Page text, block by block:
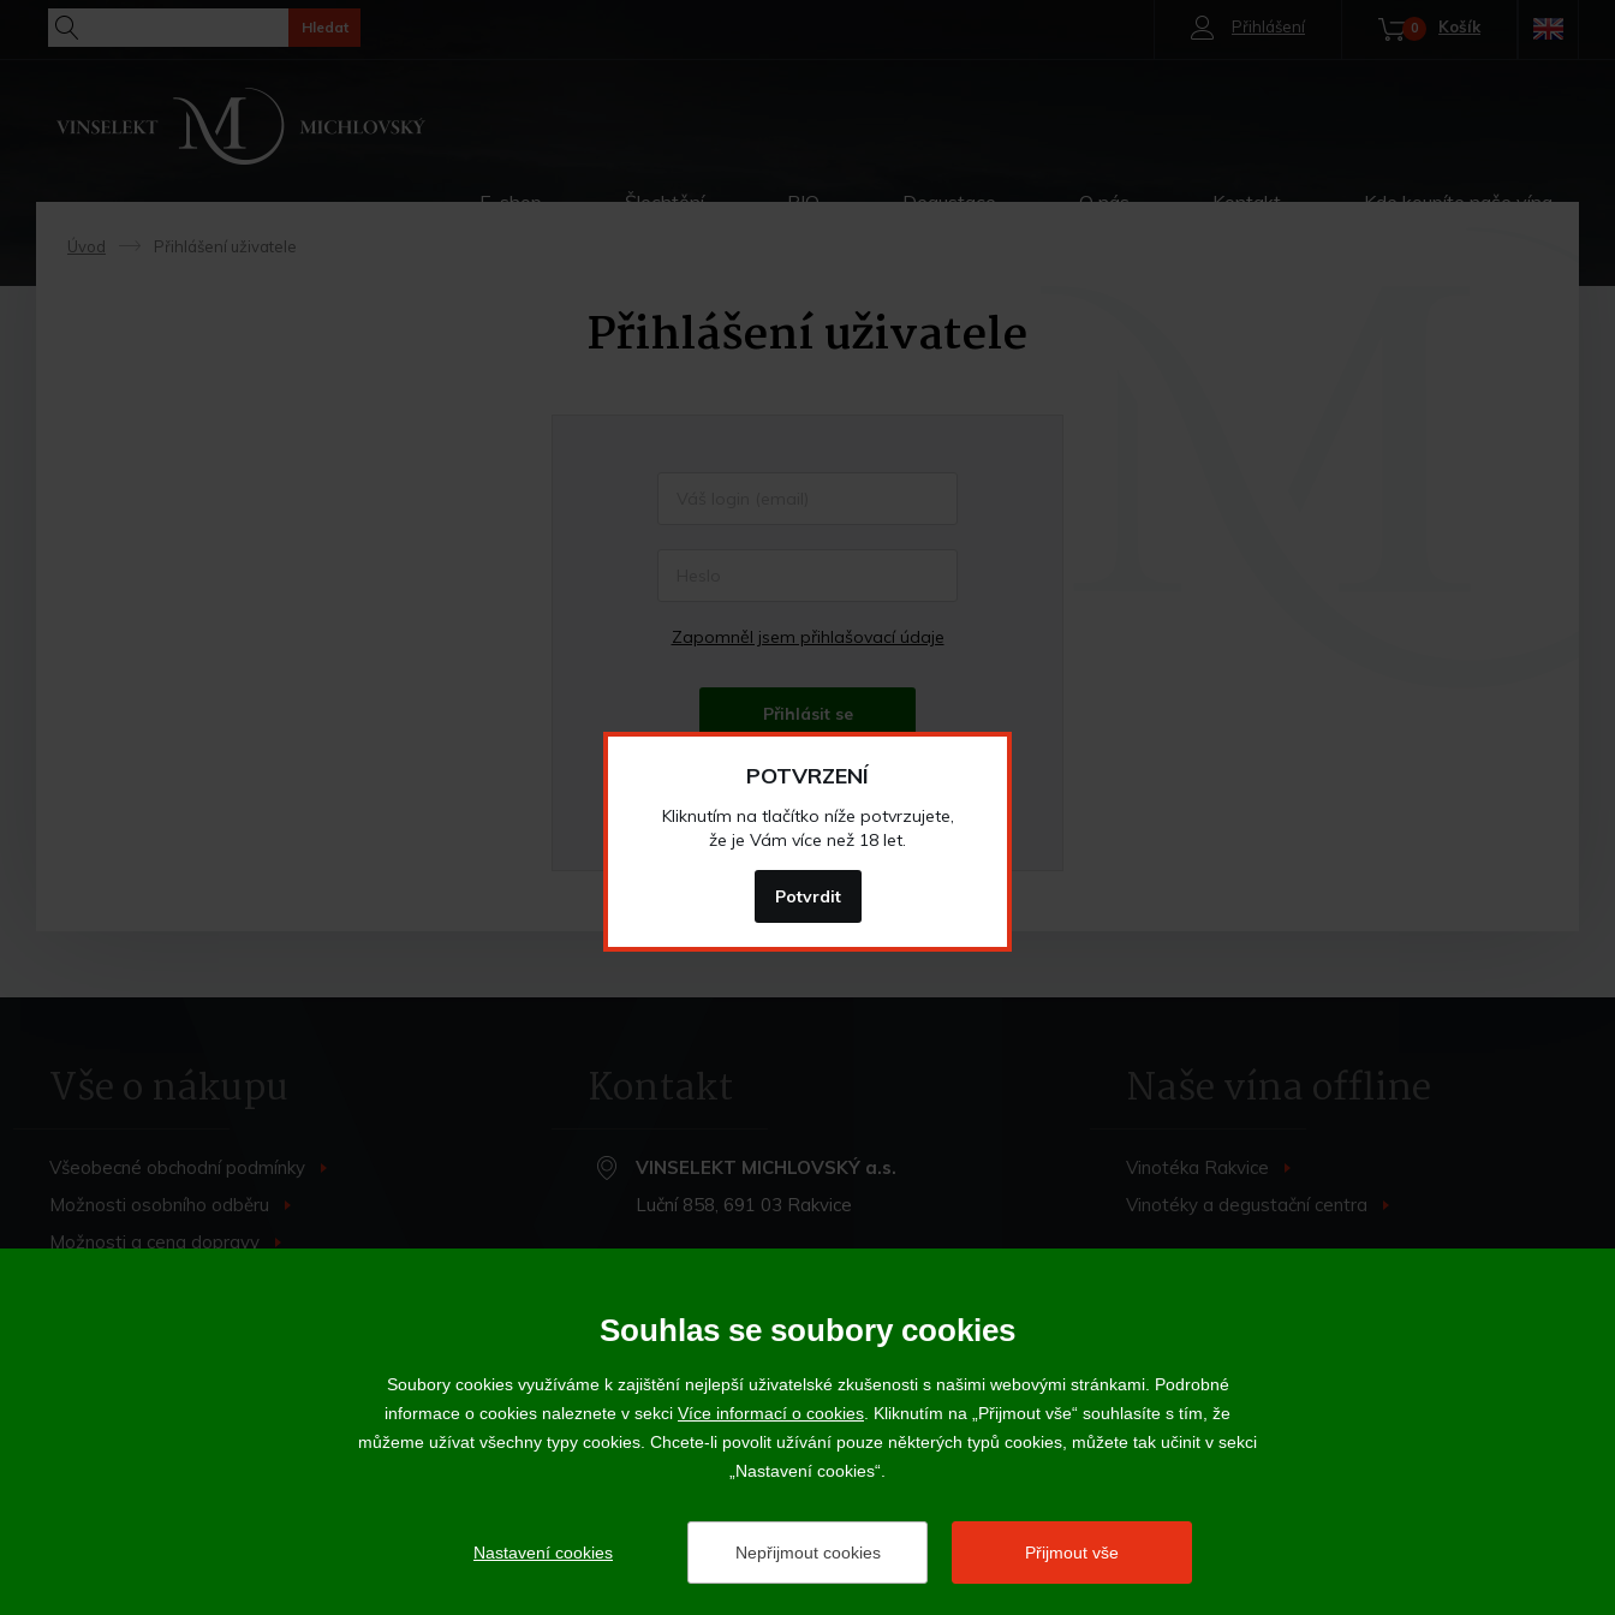
Košík
0
Přihlášení
Hledat
E-shop Šlechtění BIO Degustace O nás Kontakt Kde koupíte naše vína
Úvod ->Přihlášení uživatele
Přihlášení uživatele
Zapomněl jsem přihlašovací údaje
Přihlásit se
Chci se zaregistrovat
Vše o nákupu
Všeobecné obchodní podmínky
Možnosti osobního odběru
Možnosti a cena dopravy
>
Kontakt
VINSELEKT MICHLOVSKÝ a.s.
Luční 858, 691 03 Rakvice
michlovsky@michlovsky.com
Naše vína offline
Vinotéka Rakvice
Vinotéky a degustační centra
Podle zákona o evidenci tržeb je prodávající povinen vystavit kupujícímu účtenku. Zároveň je povinen zaevidovat přijatou tržbu u správce daně online; v případě technického výpadku pak nejpozději do 48 hodin.
Vína a sekty prodáváme výhradně osobám starším 18-ti let.
2017 - 2026 © VINSELEKT MICHLOVSKÝ a.s. |Nastavení cookies
POTVRZENÍ
Kliknutím na tlačítko níže potvrzujete,
že je Vám více než 18 let.
Potvrdit
Souhlas se soubory cookies
Soubory cookies využíváme k zajištění nejlepší uživatelské zkušenosti s našimi webovými stránkami. Podrobné
informace o cookies naleznete v sekci Více informací o cookies . Kliknutím na „Přijmout vše“ souhlasíte s tím, že
můžeme užívat všechny typy cookies. Chcete-li povolit užívání pouze některých typů cookies, můžete tak učinit v sekci
„Nastavení cookies“.
Přijmout vše
Nepřijmout cookies
Nastavení cookies